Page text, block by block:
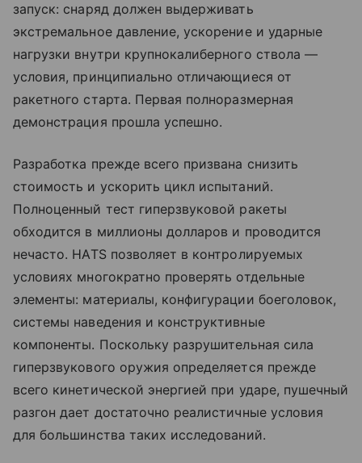
запуск: снаряд должен выдерживать
экстремальное давление, ускорение и ударные
нагрузки внутри крупнокалиберного ствола —
условия, принципиально отличающиеся от
ракетного старта. Первая полноразмерная
демонстрация прошла успешно.
Разработка прежде всего призвана снизить
стоимость и ускорить цикл испытаний.
Полноценный тест гиперзвуковой ракеты
обходится в миллионы долларов и проводится
нечасто. HATS позволяет в контролируемых
условиях многократно проверять отдельные
элементы: материалы, конфигурации боеголовок,
системы наведения и конструктивные
компоненты. Поскольку разрушительная сила
гиперзвукового оружия определяется прежде
всего кинетической энергией при ударе, пушечный
разгон дает достаточно реалистичные условия
для большинства таких исследований.